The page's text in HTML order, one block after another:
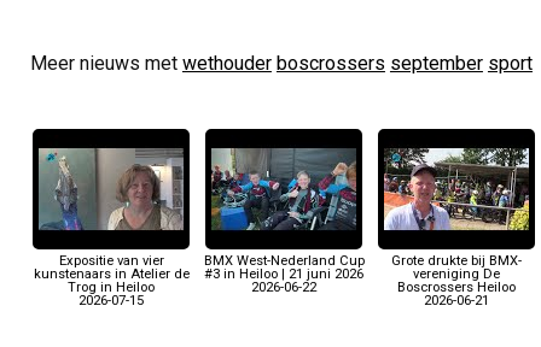
Meer nieuws met wethouder boscrossers september sport
Expositie van vier
kunstenaars in Atelier de
Trog in Heiloo
2026-07-15
BMX West-Nederland Cup
#3 in Heiloo | 21 juni 2026
2026-06-22
Grote drukte bij BMX-
vereniging De
Boscrossers Heiloo
2026-06-21